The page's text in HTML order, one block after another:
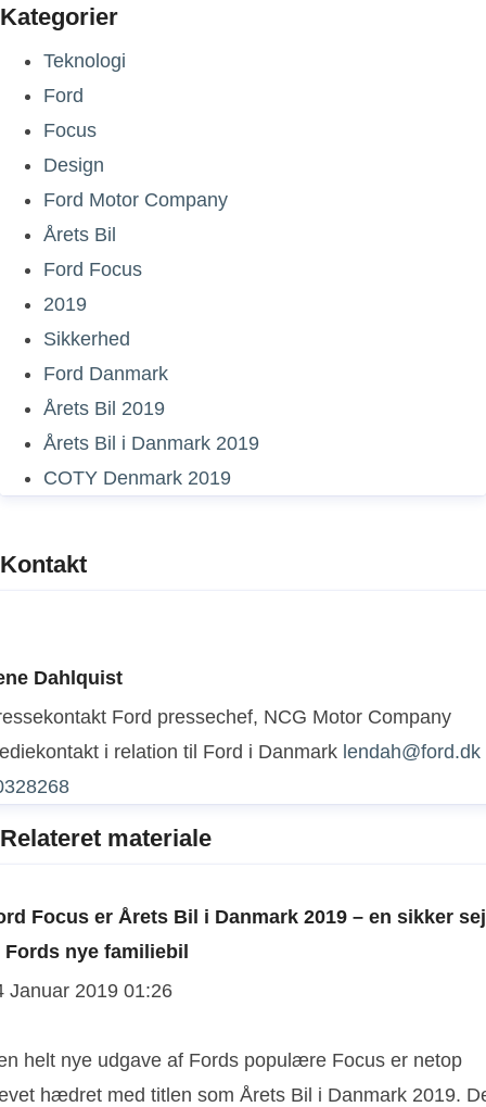
Kategorier
Teknologi
Ford
Focus
Design
Ford Motor Company
Årets Bil
Ford Focus
2019
Sikkerhed
Ford Danmark
Årets Bil 2019
Årets Bil i Danmark 2019
COTY Denmark 2019
Kontakt
Dahlquist
Ford pressechef, NCG Motor Company
i relation til Ford i Danmark lendah@ford.dk
Relateret materiale
Focus er Årets Bil i Danmark 2019 – en sikker
nye familiebil
Januar 2019 01:26
helt nye udgave af Fords populære Focus er netop
hædret med titlen som Årets Bil i Danmark 2019.